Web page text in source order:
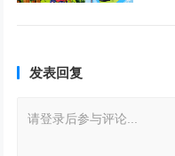
发表回复
请登录后参与评论...